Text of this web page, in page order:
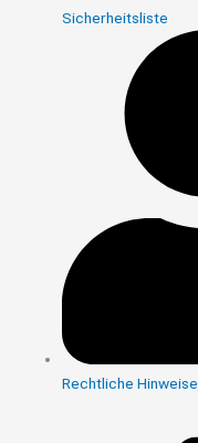
Sicherheitsliste
Rechtliche Hinweise